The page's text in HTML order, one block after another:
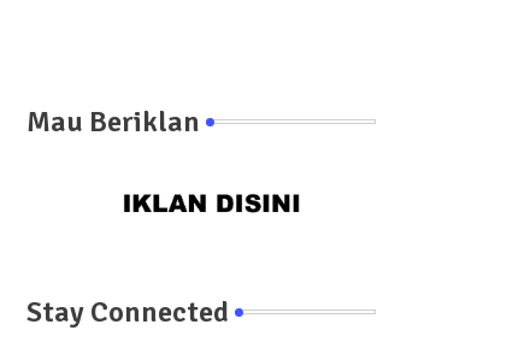
Mau Beriklan
Stay Connected